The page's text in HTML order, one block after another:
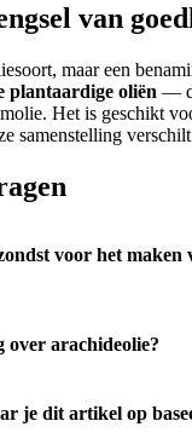
van
maar een
plantaardige oliën —
Het is geschikt
samenstelling
voor het maken
over arachideolie?
je dit artikel op